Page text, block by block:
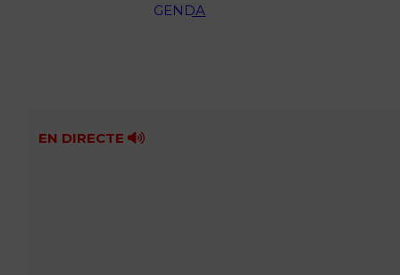
AGENDA
Fes-te'n soci!
EN DIRECTE